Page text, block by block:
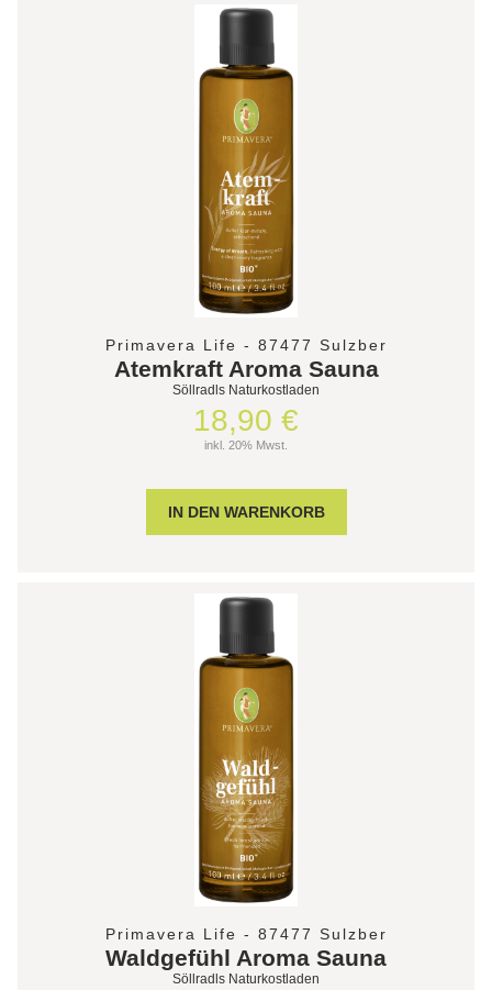
Primavera Life - 87477 Sulzber
Atemkraft Aroma Sauna
Söllradls Naturkostladen
18,90 €
inkl. 20% Mwst.
Primavera Life - 87477 Sulzber
Waldgefühl Aroma Sauna
Söllradls Naturkostladen